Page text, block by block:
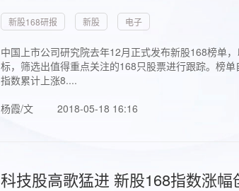
新股168研报 新股 电子
中国上市公司研究院去年12月正式发布新股168榜单
标，筛选出值得重点关注的168只股票进行跟踪。榜
指数累计上涨8....
杨霞/文
2018-05-18 16:16
科技股高歌猛进 新股168指数涨幅